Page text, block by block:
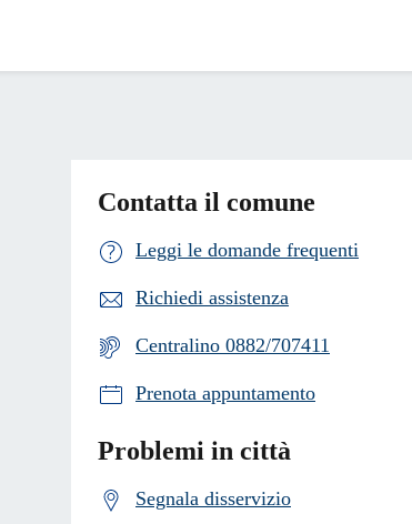
Contatta il comune
Leggi le domande frequenti
Richiedi assistenza
Centralino 0882/707411
Prenota appuntamento
Problemi in città
Segnala disservizio